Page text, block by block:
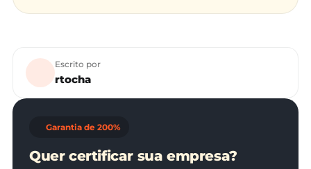
Escrito por
rtocha
Garantia de 200%
Quer certificar sua empresa?